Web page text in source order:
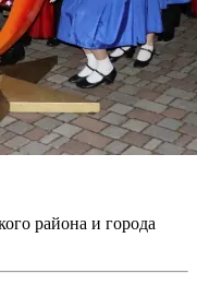
района и города